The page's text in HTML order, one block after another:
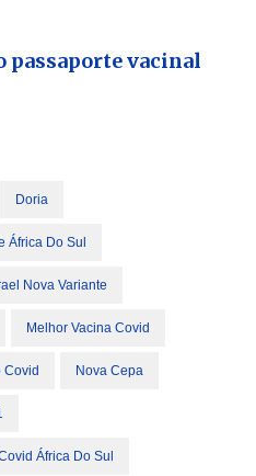
passaporte vacinal
Doria
África Do Sul
Nova Variante
Melhor Vacina Covid
Covid Nova Cepa
África Do Sul